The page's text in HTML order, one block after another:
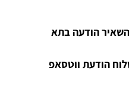
הודעה בתא
הודעת ווטסאפ